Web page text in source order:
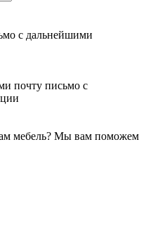
с дальнейшими
почту письмо с
мебель? Мы вам поможем